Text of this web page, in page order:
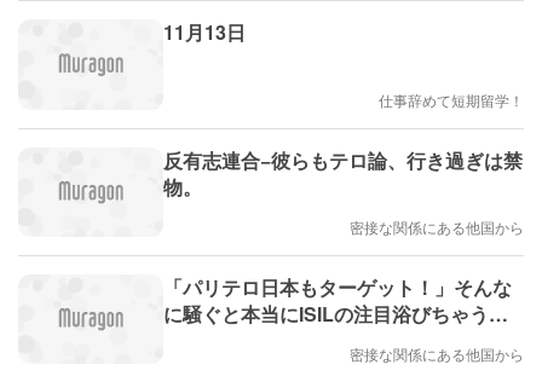
11月13日
仕事辞めて短期留学！
反有志連合−彼らもテロ論、行き過ぎは禁
物。
密接な関係にある他国から
「パリテロ日本もターゲット！」そんな
に騒ぐと本当にISILの注目浴びちゃう
密接な関係にある他国から